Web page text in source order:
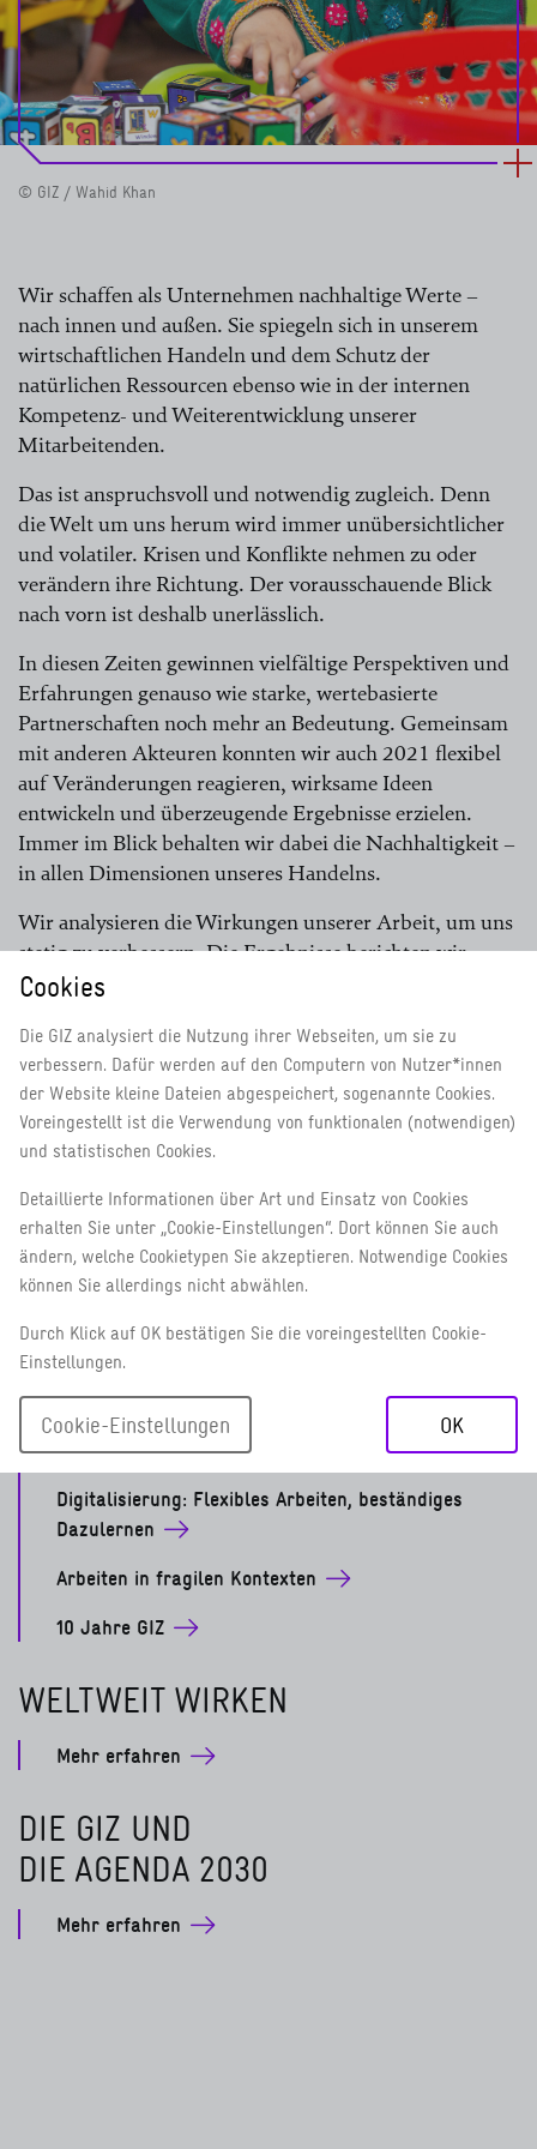
Cookies
Die GIZ analysiert die Nutzung ihrer Webseiten, um sie zu
verbessern. Dafür werden auf den Computern von Nutzer*innen
der Website kleine Dateien abgespeichert, sogenannte Cookies.
Voreingestellt ist die Verwendung von funktionalen (notwendigen)
und statistischen Cookies.
Detaillierte Informationen über Art und Einsatz von Cookies
erhalten Sie unter „Cookie-Einstellungen“. Dort können Sie auch
ändern, welche Cookietypen Sie akzeptieren. Notwendige Cookies
können Sie allerdings nicht abwählen.
Durch Klick auf OK bestätigen Sie die voreingestellten Cookie-
Einstellungen.
Cookie-Einstellungen OK
© GIZ / Wahid Khan
Wir schaffen als Unternehmen nachhaltige Werte –
nach innen und außen. Sie spiegeln sich in unserem
wirtschaftlichen Handeln und dem Schutz der
natürlichen Ressourcen ebenso wie in der internen
Kompetenz- und Weiterentwicklung unserer
Mitarbeitenden.
Das ist anspruchsvoll und notwendig zugleich. Denn
die Welt um uns herum wird immer unübersichtlicher
und volatiler. Krisen und Konflikte nehmen zu oder
verändern ihre Richtung. Der vorausschauende Blick
nach vorn ist deshalb unerlässlich.
In diesen Zeiten gewinnen vielfältige Perspektiven und
Erfahrungen genauso wie starke, wertebasierte
Partnerschaften noch mehr an Bedeutung. Gemeinsam
mit anderen Akteuren konnten wir auch 2021 flexibel
auf Veränderungen reagieren, wirksame Ideen
entwickeln und überzeugende Ergebnisse erzielen.
Immer im Blick behalten wir dabei die Nachhaltigkeit –
in allen Dimensionen unseres Handelns.
Wir analysieren die Wirkungen unserer Arbeit, um uns
stetig zu verbessern. Die Ergebnisse berichten wir
transparent an Partner, Auftraggeber und die
Glaubwürdigkeit für internationale Zusammenarbeit.
UNSER GESCHÄFTSJAHR
Mehr erfahren
MENSCHEN
BEI DER GIZ
Mehr erfahren
Gesundheit im Fokus
Digitalisierung: Flexibles Arbeiten, beständiges
Dazulernen
Arbeiten in fragilen Kontexten
10 Jahre GIZ
WELTWEIT WIRKEN
Mehr erfahren
DIE GIZ UND
DIE AGENDA 2030
Mehr erfahren